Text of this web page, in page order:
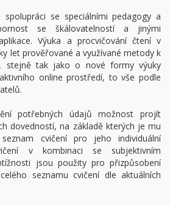
se speciálními pedagogy a
se škálovatelností a jinými
Výuka a procvičování čtení v
let prověřované a využívané metody k
stejně tak jako o nové formy výuky
online prostředí, to vše podle
potřebných údajů možnost projít
dovedností, na základě kterých je mu
cvičení pro jeho individuální
v kombinaci se subjektivním
jsou použity pro přizpůsobení
seznamu cvičení dle aktuálních